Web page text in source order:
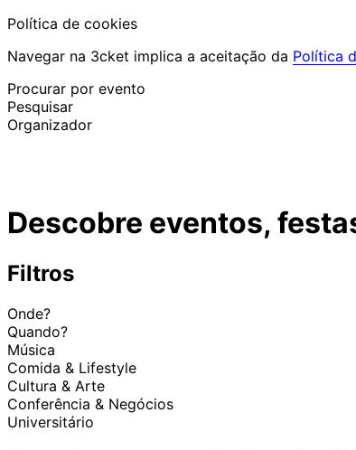
Política de cookies
Navegar na 3cket implica a aceitação da Política
Procurar por evento
Pesquisar
Organizador
Ajuda ao participantePerdi o meu bilhete
Descobre eventos,
Filtros
Onde?
Quando?
Música
Comida & Lifestyle
Cultura & Arte
Conferência & Negócios
Universitário